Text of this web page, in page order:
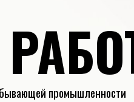
промышленности